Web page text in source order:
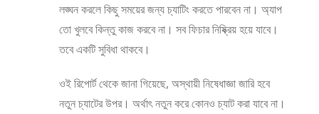
লঙ্ঘন করলে কিছু সময়ের জন্য চ্যাটিং করতে পারবেন না। অ্যাপ
তো খুলবে কিন্তু কাজ করবে না। সব ফিচার নিষ্ক্রিয় হয়ে যাবে।
তবে একটি সুবিধা থাকবে।
ওই রিপোর্ট থেকে জানা গিয়েছে, অস্থায়ী নিষেধাজ্ঞা জারি হবে
নতুন চ্যাটের উপর। অর্থাৎ নতুন করে কোনও চ্যাট করা যাবে না।